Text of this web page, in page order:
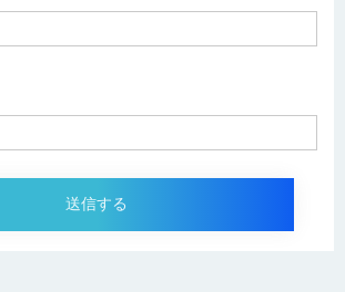
FUNNELシリーズ
YOMEL